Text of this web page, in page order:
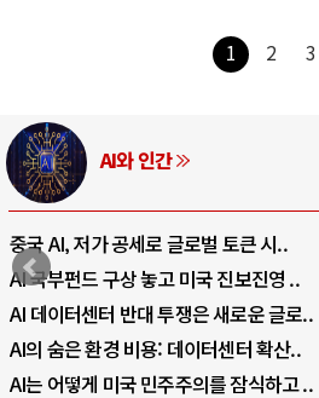
1 2 3
AI와 인간
중국 AI, 저가 공세로 글로벌 토큰 시..
AI 국부펀드 구상 놓고 미국 진보진영 ..
AI 데이터센터 반대 투쟁은 새로운 글로..
AI의 숨은 환경 비용: 데이터센터 확산..
AI는 어떻게 미국 민주주의를 잠식하고 ..